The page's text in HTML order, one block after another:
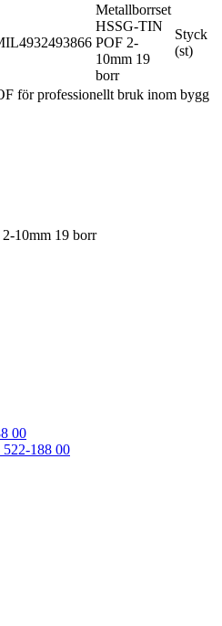
Metallborrset
HSSG-TIN
POF 2-
10mm 19
borr
Styck
(st)
10mm 19 borr
00
522-188 00